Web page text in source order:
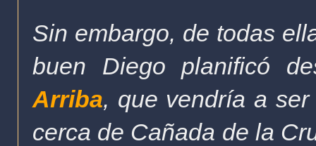
Sin embargo, de todas
buen Diego planificó
Arriba, que vendría a
cerca de Cañada de la